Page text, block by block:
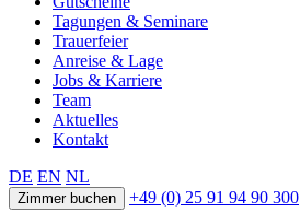
Tagungen & Seminare
Trauerfeier
Anreise & Lage
Jobs & Karriere
Team
Aktuelles
Kontakt
DE EN NL
Zimmer buchen +49 (0) 25 91 94 90 300